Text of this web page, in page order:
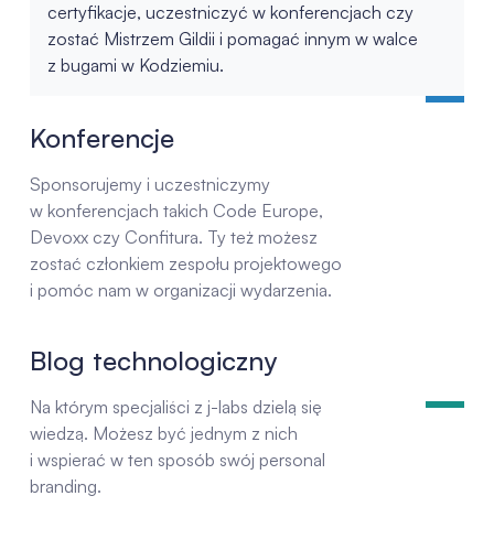
certyfikacje, uczestniczyć w konferencjach czy
zostać Mistrzem Gildii i pomagać innym w walce
z bugami w Kodziemiu.
Konferencje
Sponsorujemy i uczestniczymy
w konferencjach takich Code Europe,
Devoxx czy Confitura. Ty też możesz
zostać członkiem zespołu projektowego
i pomóc nam w organizacji wydarzenia.
Blog technologiczny
Na którym specjaliści z j-labs dzielą się
wiedzą. Możesz być jednym z nich
i wspierać w ten sposób swój personal
branding.